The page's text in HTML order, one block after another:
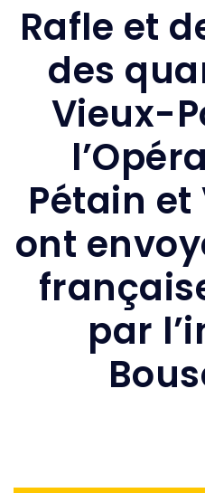
Rafle et
des
Vieux-
Pétain
ont
par